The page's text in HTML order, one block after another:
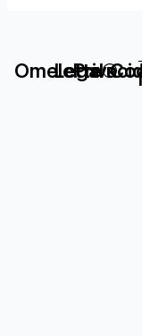
Omelette®
Legal